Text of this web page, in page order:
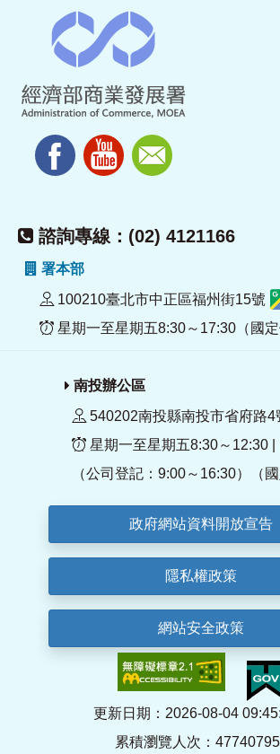
諮詢專線：(02) 4121166
署本部
100210臺北市中正區福州街15號
星期一至星期五8:30～17:30（國定
南投辦公區
540202南投縣南投市省府路4
星期一至星期五8:30～12:30 |
（公司登記：9:00～16:30）（
政府網站資料開放宣告
隱私權政策
網站安全政策
更新日期：2026-08-04
累積瀏覽人次：